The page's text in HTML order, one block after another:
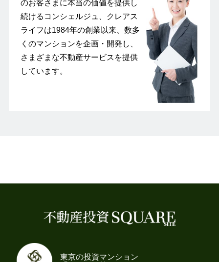
のお客さまに本当の価値を提供し
続けるコンシェルジュ、クレアス
ライフは1984年の創業以来、数多
くのマンションを企画・開発し、
さまざまな不動産サービスを提供
しています。
東京の投資マンション